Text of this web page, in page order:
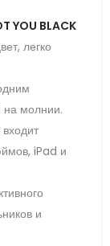
YOU BLACK
легко
на молнии.
iPad и
и